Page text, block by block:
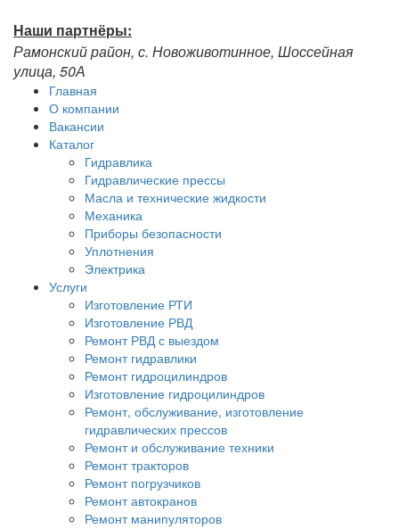
Наши партнёры:
Рамонский район, с. Новоживотинное, Шоссейная
улица, 50А
Главная
О компании
Вакансии
Каталог
Гидравлика
Гидравлические прессы
Масла и технические жидкости
Механика
Приборы безопасности
Уплотнения
Электрика
Услуги
Изготовление РТИ
Изготовление РВД
Ремонт РВД с выездом
Ремонт гидравлики
Ремонт гидроцилиндров
Изготовление гидроцилиндров
Ремонт, обслуживание, изготовление
гидравлических прессов
Ремонт и обслуживание техники
Ремонт тракторов
Ремонт погрузчиков
Ремонт автокранов
Ремонт манипуляторов